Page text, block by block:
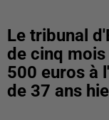
Le tribunal
de cinq
500 euros à
de 37 ans